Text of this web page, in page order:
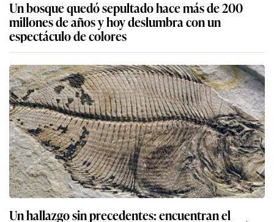
Un bosque quedó sepultado hace más de 200
millones de años y hoy deslumbra con un
espectáculo de colores
Un hallazgo sin precedentes: encuentran el